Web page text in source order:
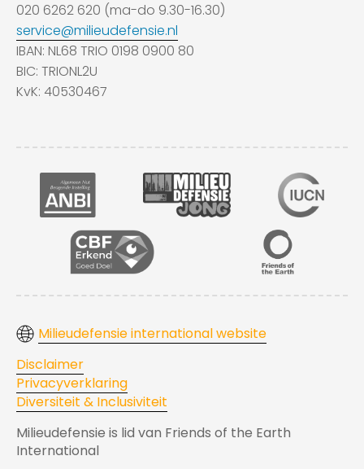
020 6262 620 (ma-do 9.30-16.30)
service@milieudefensie.nl
IBAN: NL68 TRIO 0198 0900 80
BIC: TRIONL2U
KvK: 40530467
Milieudefensie international website
Disclaimer
Privacyverklaring
Diversiteit & Inclusiviteit
Milieudefensie is lid van Friends of the Earth
International